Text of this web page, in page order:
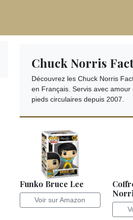
Chuck Norris
Découvrez les Chuck Norris
en Français. Servis avec amour
pieds circulaires depuis 2007.
Funko Bruce Lee
Voir sur Amazon